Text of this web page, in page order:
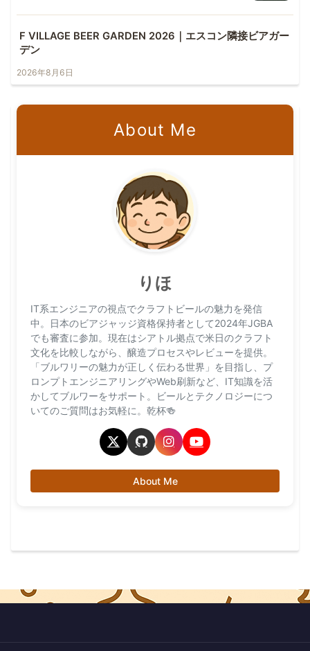
F VILLAGE BEER GARDEN 2026｜エスコン隣接ビアガー
デン
2026年8月6日
About Me
りほ
IT系エンジニアの視点でクラフトビールの魅力を発信
中。日本のビアジャッジ資格保持者として2024年JGBA
でも審査に参加。現在はシアトル拠点で米日のクラフト
文化を比較しながら、醸造プロセスやレビューを提供。
「ブルワリーの魅力が正しく伝わる世界」を目指し、プ
ロンプトエンジニアリングやWeb刷新など、IT知識を活
かしてブルワーをサポート。ビールとテクノロジーにつ
いてのご質問はお気軽に。乾杯🍻
About Me